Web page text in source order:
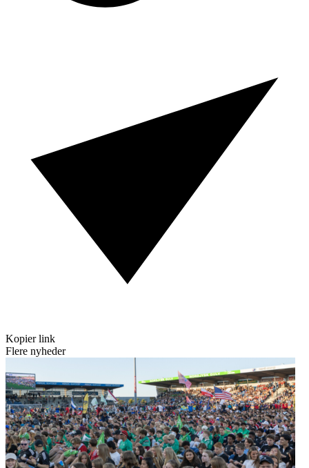
Kopier link
Flere nyheder